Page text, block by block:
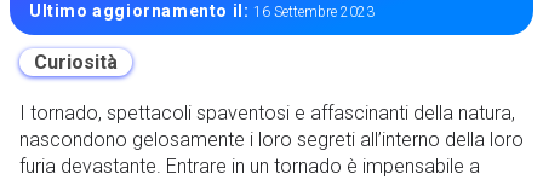
Ultimo aggiornamento il:16 Settembre 2023
Curiosità
I tornado, spettacoli spaventosi e affascinanti della natura,
nascondono gelosamente i loro segreti all’interno della loro
furia devastante. Entrare in un tornado è impensabile a